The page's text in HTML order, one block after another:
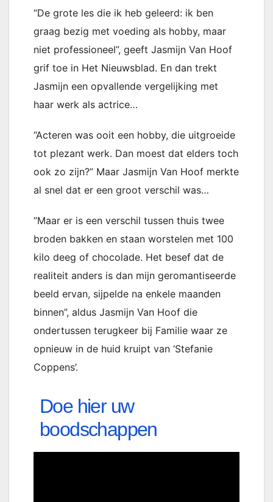
“De grote les die ik heb geleerd: ik ben
graag bezig met voeding als hobby, maar
niet professioneel”, geeft Jasmijn Van Hoof
grif toe in Het Nieuwsblad. En dan trekt
Jasmijn een opvallende vergelijking met
haar werk als actrice…
“Acteren was ooit een hobby, die uitgroeide
tot plezant werk. Dan moest dat elders toch
ook zo zijn?” Maar Jasmijn Van Hoof merkte
al snel dat er een groot verschil was…
“Maar er is een verschil tussen thuis twee
broden bakken en staan worstelen met 100
kilo deeg of chocolade. Het besef dat de
realiteit anders is dan mijn geromantiseerde
beeld ervan, sijpelde na enkele maanden
binnen”, aldus Jasmijn Van Hoof die
ondertussen terugkeer bij Familie waar ze
opnieuw in de huid kruipt van ‘Stefanie
Coppens’.
Doe hier uw
boodschappen